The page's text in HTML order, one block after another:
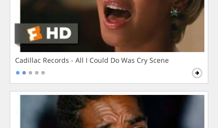
Cadillac Records - All I Could Do Was Cry Scene